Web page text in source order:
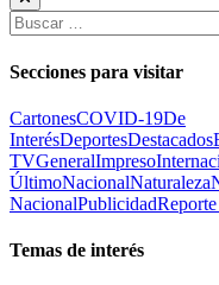
Buscar:
Secciones para visitar
CartonesCOVID-19De
InterésDeportesDestacados
TVGeneralImpreso
ÚltimoNacionalNaturaleza
NacionalPublicidadReporte
Temas de interés